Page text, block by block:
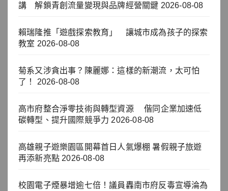
講 解鎖青創流量變現與品牌經營關鍵 2026-08-08
賴瑞隆推「遊戲探索教育」 讓城市成為孩子的探索
教室 2026-08-08
菊系又涉貪出事？陳麗娜：這樣的新潮流，太可怕
了！
2026-08-08
高市府整合淨零技術與轉型資源 偕同企業加速低
碳轉型、提升國際競爭力 2026-08-08
高雄親子遊樂園區開幕首日人氣爆棚 暑假親子旅遊
再添新亮點 2026-08-08
校園電子煙暴增逾七倍！議員轟南市府反毒宣導淪為